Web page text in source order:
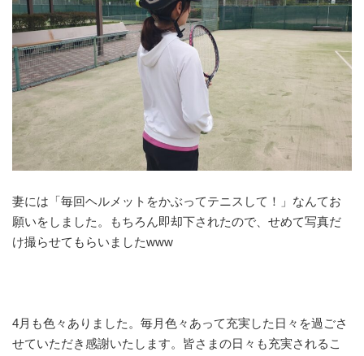
妻には「毎回ヘルメットをかぶってテニスして！」なんてお
願いをしました。もちろん即却下されたので、せめて写真だ
け撮らせてもらいましたwww
4月も色々ありました。毎月色々あって充実した日々を過ごさ
せていただき感謝いたします。皆さまの日々も充実されるこ